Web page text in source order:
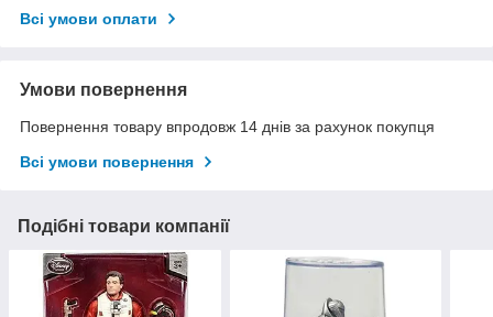
Всі умови оплати
Умови повернення
Повернення товару впродовж 14 днів за рахунок покупця
Всі умови повернення
Подібні товари компанії